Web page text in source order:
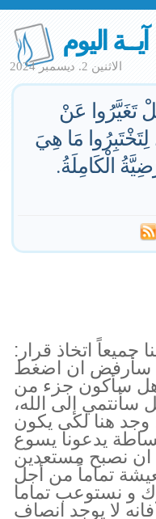
آيــة اليوم
الاثنين 2. ديسمبر 2024
تَغَيَّرُوا عَنْ
مَا هِيَ
الْكَامِلَةُ.
جميعاً اتخاذ قرار:
سأرفض ان اضغط
هل سأكون جزء من
إلى الله،
وجد هنا لكى يكون
يدعونا يسوع
ان نصبح مستعدين
تماماً من أجل
و نستوعب تماما
فانه لا يوجد انصاف